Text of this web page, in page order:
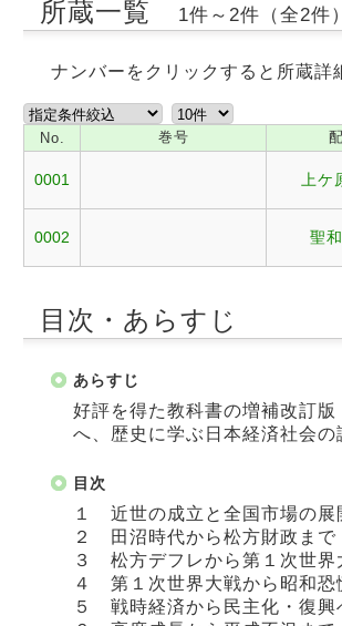
所蔵一覧 1件～2件（全2件）
ナンバーをクリックすると所蔵詳
No. 巻号
0001 上
0002 聖
目次・あらすじ
あらすじ
好評を得た教科書の増補改訂
へ、歴史に学ぶ日本経済社会の
目次
１ 近世の成立と全国市場の展
２ 田沼時代から松方財政まで
３ 松方デフレから第１次世界
４ 第１次世界大戦から昭和恐
５ 戦時経済から民主化・復興